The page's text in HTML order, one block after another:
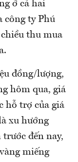
ở cả hai
công ty Phú
thu mua
đồng/lượng,
hôm qua, giá
hỗ trợ của giá
xu hướng
đến nay,
miếng